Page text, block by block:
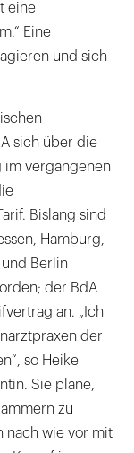
eine
Eine
und sich
sich über die
im vergangenen
Bislang sind
Hamburg,
Berlin
der BdA
an. „Ich
der
so Heike
Sie plane,
zu
nach wie vor mit